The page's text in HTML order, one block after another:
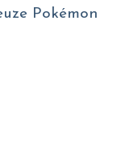
Pokémon